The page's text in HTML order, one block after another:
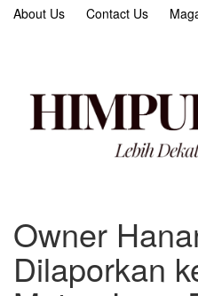
About Us Contact Us
Owner
Dilaporkan